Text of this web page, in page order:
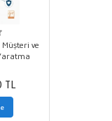
ve
TL